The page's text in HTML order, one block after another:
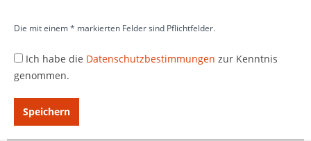
Die mit einem * markierten Felder sind Pflichtfelder.
Ich habe die Datenschutzbestimmungen zur Kenntnis
genommen.
Speichern